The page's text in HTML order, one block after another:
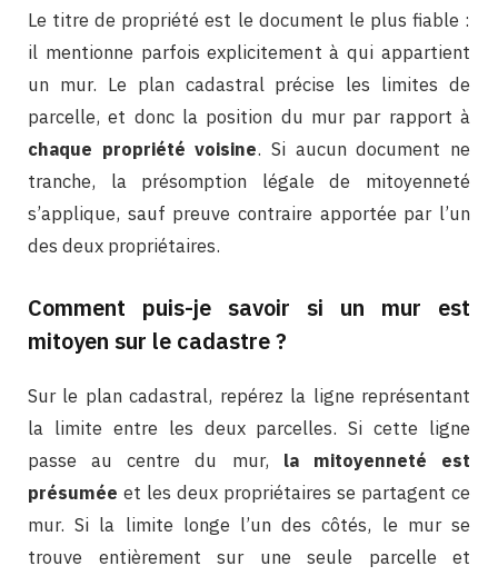
Le titre de propriété est le document le plus fiable :
il mentionne parfois explicitement à qui appartient
un mur. Le plan cadastral précise les limites de
parcelle, et donc la position du mur par rapport à
chaque propriété voisine. Si aucun document ne
tranche, la présomption légale de mitoyenneté
s’applique, sauf preuve contraire apportée par l’un
des deux propriétaires.
Comment puis-je savoir si un mur est
mitoyen sur le cadastre ?
Sur le plan cadastral, repérez la ligne représentant
la limite entre les deux parcelles. Si cette ligne
passe au centre du mur, la mitoyenneté est
présumée et les deux propriétaires se partagent ce
mur. Si la limite longe l’un des côtés, le mur se
trouve entièrement sur une seule parcelle et